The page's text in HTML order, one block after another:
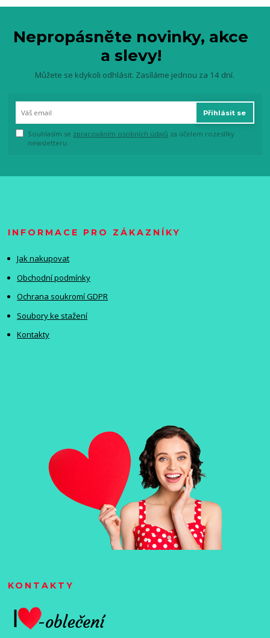
Nepropásněte novinky, akce
a slevy!
Můžete se kdykoli odhlásit. Zasíláme jednou za 14 dní.
Přihlásit se
Souhlasím se zpracováním osobních údajů za účelem rozesílky
newsletteru.
INFORMACE PRO ZÁKAZNÍKY
Jak nakupovat
Obchodní podmínky
Ochrana soukromí GDPR
Soubory ke stažení
Kontakty
KONTAKTY